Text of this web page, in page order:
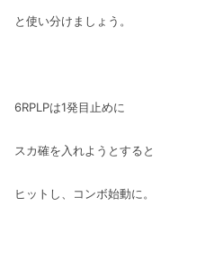
と使い分けましょう。
6RPLPは1発目止めに
スカ確を入れようとすると
ヒットし、コンボ始動に。